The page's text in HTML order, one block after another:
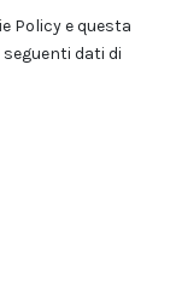
Policy e questa
dati di